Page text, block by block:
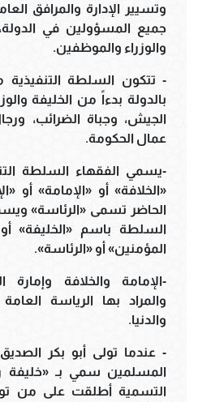
وتسيير الإدارة والمرافق
جميع المسؤولين في
والوزراء والموظفين.
- تتكون السلطة التنفيذية
بالدولة بدءاً من الخليفة
الجيش، وجباة الضرائب،
عمال الحكومة.
-يسمي الفقهاء السلطة
«الخلافة» أو «الإمامة» أو
الحاضر تسمى «الرئاسة»
السلطة باسم «الخليفة» أو
المؤمنين» أو «الرئاسة».
-الإمامة والخلافة وإمارة
والمراد بها الرياسة
والدنيا.
- عندما تولى أبو بكر
المسلمين سمي بـ «خليفة
التسمية أطلقت على من